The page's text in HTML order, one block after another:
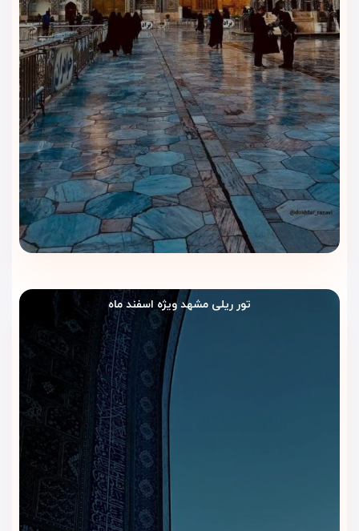
تور ریلی مشهد ویژه اسفند ماه